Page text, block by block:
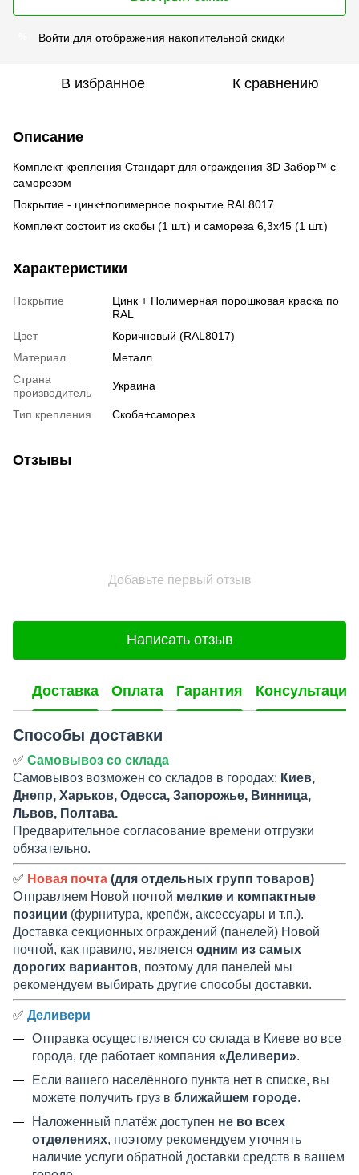
Войти для отображения накопительной скидки
В избранное К сравнению
Описание
Комплект крепления Стандарт для ограждения 3D Забор™ с
саморезом
Покрытие - цинк+полимерное покрытие RAL8017
Комплект состоит из скобы (1 шт.) и самореза 6,3х45 (1 шт.)
Характеристики
Покрытие
Цинк + Полимерная порошковая краска по
RAL
Цвет
Коричневый (RAL8017)
Материал
Металл
Страна
производитель
Украина
Тип крепления Скоба+саморез
Отзывы
Добавьте первый отзыв
Написать отзыв
Доставка Оплата Гарантия Консультация
Способы доставки
✅ Самовывоз со склада
Самовывоз возможен со складов в городах: Киев,
Днепр, Харьков, Одесса, Запорожье, Винница,
Львов, Полтава.
Предварительное согласование времени отгрузки
обязательно.
✅ Новая почта (для отдельных групп товаров)
Отправляем Новой почтой мелкие и компактные
позиции (фурнитура, крепёж, аксессуары и т.п.).
Доставка секционных ограждений (панелей) Новой
почтой, как правило, является одним из самых
дорогих вариантов, поэтому для панелей мы
рекомендуем выбирать другие способы доставки.
✅ Деливери
Отправка осуществляется со склада в Киеве во все
города, где работает компания «Деливери».
Если вашего населённого пункта нет в списке, вы
можете получить груз в ближайшем городе.
Наложенный платёж доступен не во всех
отделениях, поэтому рекомендуем уточнять
наличие услуги обратной доставки средств в вашем